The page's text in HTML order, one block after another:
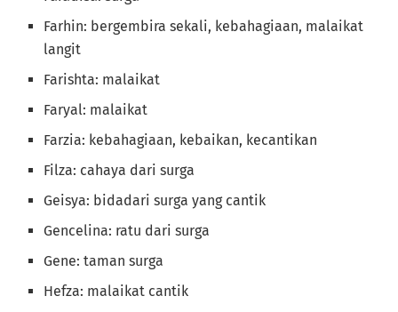
Farhin: bergembira sekali, kebahagiaan, malaikat
langit
Farishta: malaikat
Faryal: malaikat
Farzia: kebahagiaan, kebaikan, kecantikan
Filza: cahaya dari surga
Geisya: bidadari surga yang cantik
Gencelina: ratu dari surga
Gene: taman surga
Hefza: malaikat cantik